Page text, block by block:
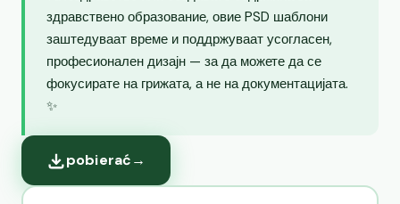
здравствено образование, овие PSD шаблони
заштедуваат време и поддржуваат усогласен,
професионален дизајн — за да можете да се
фокусирате на грижата, а не на документацијата.
✨
pobierać→